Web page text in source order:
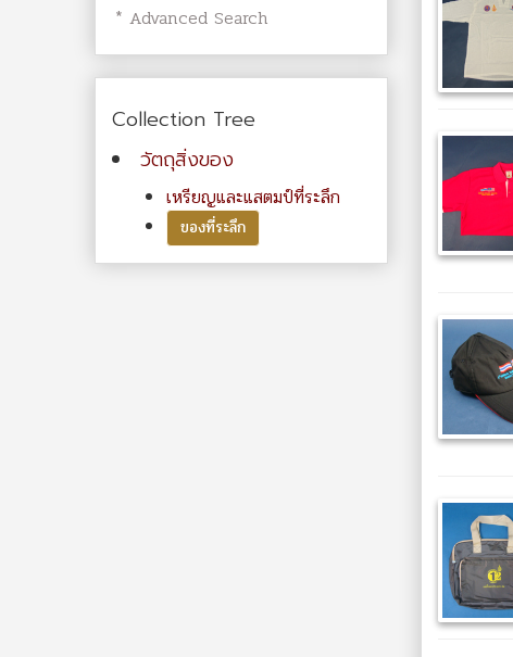
* Advanced Search
Collection Tree
วัตถุสิ่งของ
เหรียญและแสตมป์ที่ระลึก
ของที่ระลึก